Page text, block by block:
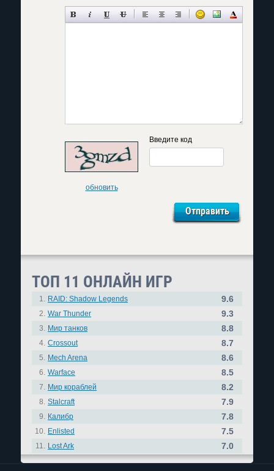
обновить
Введите код
ТОП 11 ОНЛАЙН ИГР
1. RAID: Shadow Legends 9.6
2. War Thunder 9.3
3. Мир танков 8.8
4. Crossout 8.7
5. Mech Arena 8.6
6. Warface 8.5
7. Мир кораблей 8.2
8. Stalcraft 7.9
9. Калибр 7.8
10. Enlisted 7.5
11. Lost Ark 7.0